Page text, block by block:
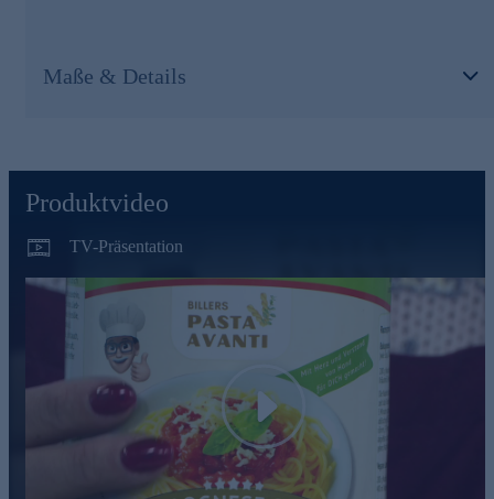
Handumdrehen.
Maße & Details
Produktvideo
TV-Präsentation
Play